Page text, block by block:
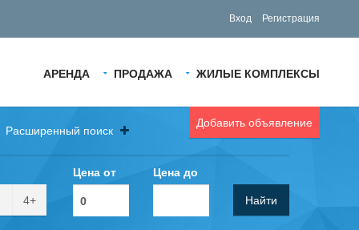
Вход Регистрация
АРЕНДА ПРОДАЖА ЖИЛЫЕ КОМПЛЕКСЫ
Добавить объявление
Расширенный поиск
4+
Цена от Цена до
Найти